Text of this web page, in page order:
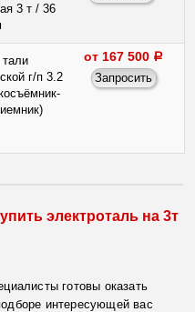
3 т / 36
г/п 3.2
от 167 500 a
электроталь на 3т
готовы оказать
интересующей вас